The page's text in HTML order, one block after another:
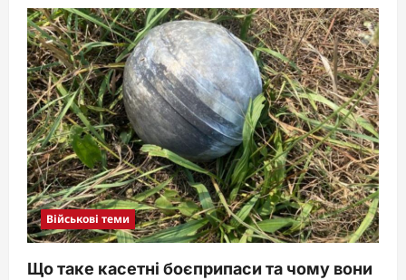
Військові теми
Що таке касетні боєприпаси та чому вони